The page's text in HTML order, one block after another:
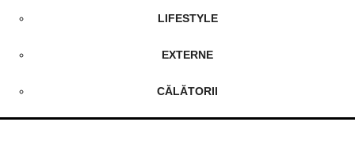
LIFESTYLE
EXTERNE
CĂLĂTORII